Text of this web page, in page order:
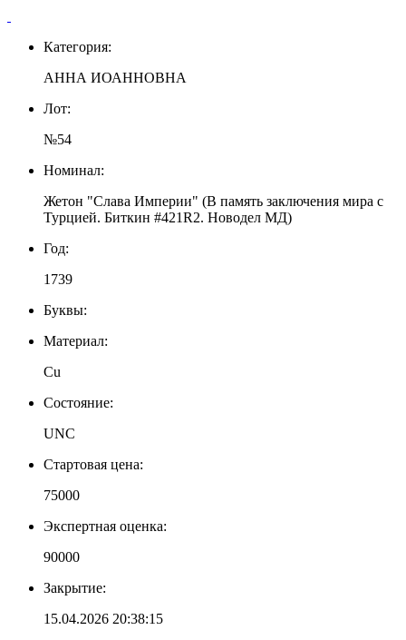
Категория:
АННА ИОАННОВНА
Лот:
№54
Номинал:
Жетон "Слава Империи" (В память заключения мира с
Турцией. Биткин #421R2. Новодел МД)
Год:
1739
Буквы:
Материал:
Cu
Состояние:
UNC
Стартовая цена:
75000
Экспертная оценка:
90000
Закрытие:
15.04.2026 20:38:15